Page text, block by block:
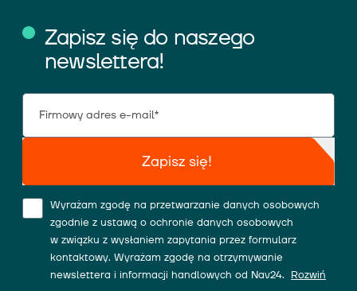
Zapisz się do naszego
newslettera!
Zapisz się!
Wyrażam zgodę na przetwarzanie danych osobowych
zgodnie z ustawą o ochronie danych osobowych
w związku z wysłaniem zapytania przez formularz
kontaktowy. Wyrażam zgodę na otrzymywanie
newslettera i informacji handlowych od Nav24.
Rozwiń